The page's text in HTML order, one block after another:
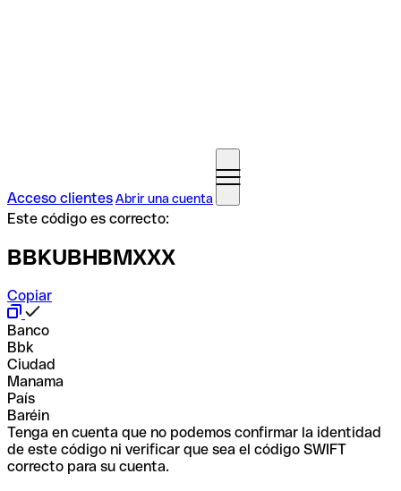
Acceso clientesAbrir una cuenta
Este código es correcto:
BBKUBHBMXXX
Copiar
Banco
Bbk
Ciudad
Manama
País
Baréin
Tenga en cuenta que no podemos confirmar la identidad
de este código ni verificar que sea el código SWIFT
correcto para su cuenta.